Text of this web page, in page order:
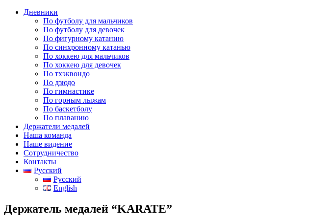
Дневники
По футболу для мальчиков
По футболу для девочек
По фигурному катанию
По синхронному катанью
По хоккею для мальчиков
По хоккею для девочек
По тхэквондо
По дзюдо
По гимнастике
По горным лыжам
По баскетболу
По плаванию
Держатели медалей
Наша команда
Наше видение
Сотрудничество
Контакты
Русский
Русский
English
Держатель медалей “KARATE”